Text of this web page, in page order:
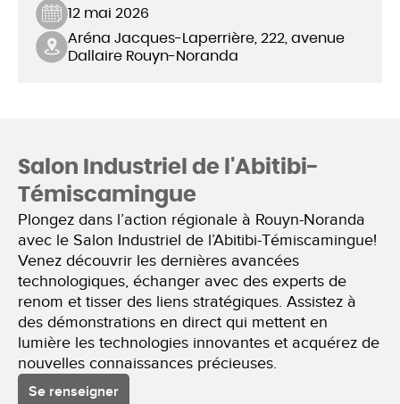
12 mai 2026
Aréna Jacques-Laperrière, 222, avenue
Dallaire Rouyn-Noranda
Salon Industriel de l'Abitibi-
Témiscamingue
Plongez dans l’action régionale à Rouyn-Noranda
avec le Salon Industriel de l’Abitibi-Témiscamingue!
Venez découvrir les dernières avancées
technologiques, échanger avec des experts de
renom et tisser des liens stratégiques. Assistez à
des démonstrations en direct qui mettent en
lumière les technologies innovantes et acquérez de
nouvelles connaissances précieuses.
Se renseigner